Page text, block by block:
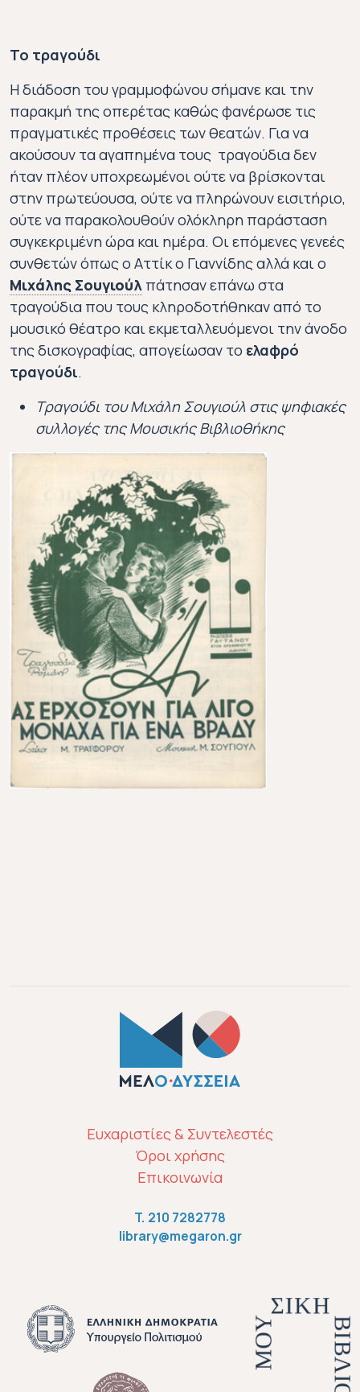
Το τραγούδι
Η διάδοση του γραμμοφώνου σήμανε και την
παρακμή της οπερέτας καθώς φανέρωσε τις
πραγματικές προθέσεις των θεατών. Για να
ακούσουν τα αγαπημένα τους τραγούδια δεν
ήταν πλέον υποχρεωμένοι ούτε να βρίσκονται
στην πρωτεύουσα, ούτε να πληρώνουν εισιτήριο,
ούτε να παρακολουθούν ολόκληρη παράσταση
συγκεκριμένη ώρα και ημέρα. Οι επόμενες γενεές
συνθετών όπως ο Αττίκ ο Γιαννίδης αλλά και ο
Μιχάλης Σουγιούλ πάτησαν επάνω στα
τραγούδια που τους κληροδοτήθηκαν από το
μουσικό θέατρο και εκμεταλλευόμενοι την άνοδο
της δισκογραφίας, απογείωσαν το ελαφρό
τραγούδι.
Τραγούδι του Μιχάλη Σουγιούλ στις ψηφιακές
συλλογές της Μουσικής Βιβλιοθήκης
ΜΕΝΟΎ ΥΠΟΣΈΛΙΔΟΥΕυχαριστίες & Συντελεστές
Όροι χρήσης
Επικοινωνία
T. 210 7282778
library@megaron.gr
Μιχάλης Σουγιούλ
1906-1958
Μιχάλης Σουγιούλ (καλλιτεχνικό ψευδώνυμο του